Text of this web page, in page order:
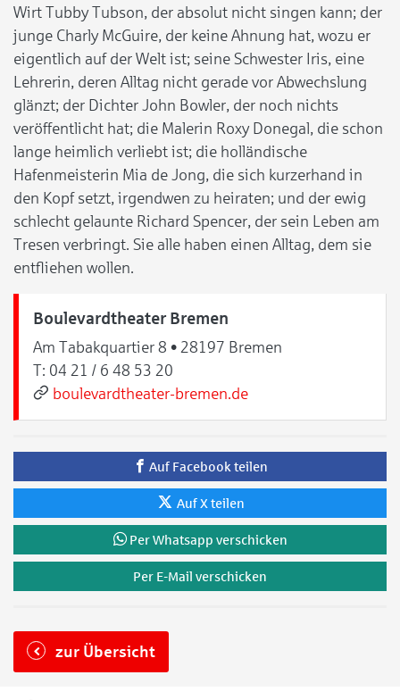
Wirt Tubby Tubson, der absolut nicht singen kann; der
junge Charly McGuire, der keine Ahnung hat, wozu er
eigentlich auf der Welt ist; seine Schwester Iris, eine
Lehrerin, deren Alltag nicht gerade vor Abwechslung
glänzt; der Dichter John Bowler, der noch nichts
veröffentlicht hat; die Malerin Roxy Donegal, die schon
lange heimlich verliebt ist; die holländische
Hafenmeisterin Mia de Jong, die sich kurzerhand in
den Kopf setzt, irgendwen zu heiraten; und der ewig
schlecht gelaunte Richard Spencer, der sein Leben am
Tresen verbringt. Sie alle haben einen Alltag, dem sie
entfliehen wollen.
Boulevardtheater Bremen
Am Tabakquartier 8 • 28197 Bremen
T: 04 21 / 6 48 53 20
boulevardtheater-bremen.de
Auf Facebook teilen
Auf X teilen
Per Whatsapp verschicken
Per E-Mail verschicken
zur Übersicht